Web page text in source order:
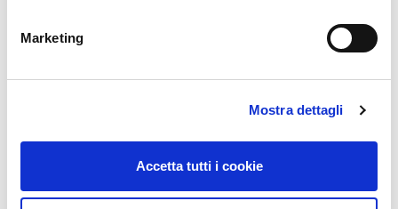
Marketing
Mostra dettagli
Accetta tutti i cookie